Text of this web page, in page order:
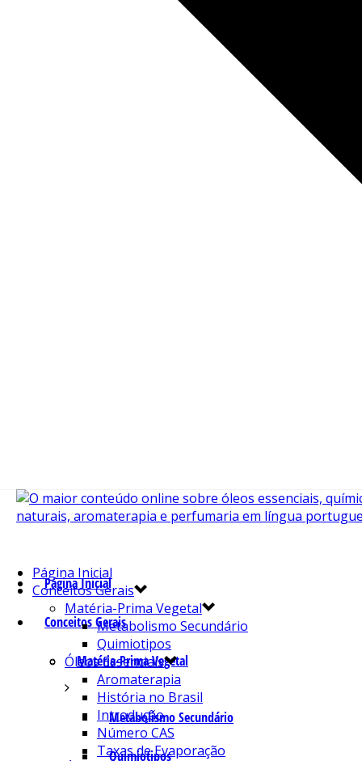
Página Inicial
Conceitos Gerais
Matéria-Prima Vegetal
Metabolismo Secundário
Quimiotipos
Página Inicial
Conceitos Gerais
Matéria-Prima Vegetal
Metabolismo Secundário
Quimiotipos
Óleos Essenciais
Aromaterapia
História no Brasil
Introdução
Número CAS
Taxas de Evaporação